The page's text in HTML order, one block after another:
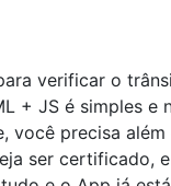
verificar o
+ JS é simples e
você precisa
ser certificado,